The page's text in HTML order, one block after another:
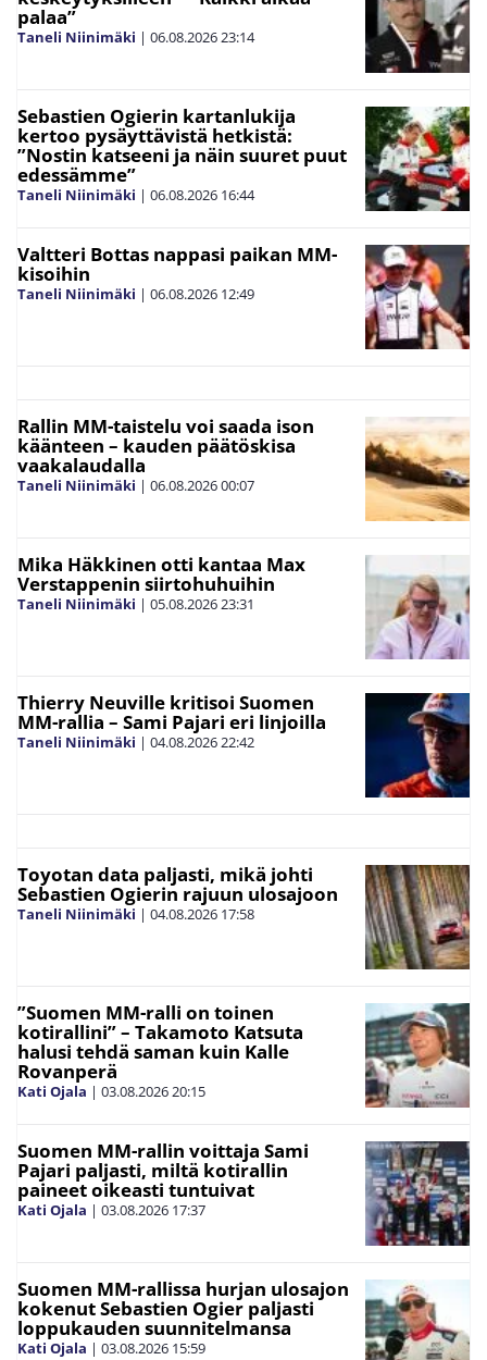
palaa”
Taneli Niinimäki | 06.08.202623:14
Sebastien Ogierin kartanlukija
kertoo pysäyttävistä hetkistä:
”Nostin katseeni ja näin suuret puut
edessämme”
Taneli Niinimäki | 06.08.2026 16:44
Valtteri Bottas nappasi paikan MM-
kisoihin
Taneli Niinimäki | 06.08.2026 12:49
Rallin MM-taistelu voi saada ison
käänteen – kauden päätöskisa
vaakalaudalla
Taneli Niinimäki | 06.08.202600:07
Mika Häkkinen otti kantaa Max
Verstappenin siirtohuhuihin
Taneli Niinimäki | 05.08.202623:31
Thierry Neuville kritisoi Suomen
MM-rallia – Sami Pajari eri linjoilla
Taneli Niinimäki | 04.08.202622:42
Toyotan data paljasti, mikä johti
Sebastien Ogierin rajuun ulosajoon
Taneli Niinimäki | 04.08.2026 17:58
”Suomen MM-ralli on toinen
kotirallini” – Takamoto Katsuta
halusi tehdä saman kuin Kalle
Rovanperä
Kati Ojala | 03.08.202620:15
Suomen MM-rallin voittaja Sami
Pajari paljasti, miltä kotirallin
paineet oikeasti tuntuivat
Kati Ojala | 03.08.2026 17:37
Suomen MM-rallissa hurjan ulosajon
kokenut Sebastien Ogier paljasti
loppukauden suunnitelmansa
Kati Ojala | 03.08.2026 15:59